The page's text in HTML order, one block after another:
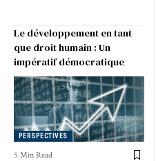
Le développement en tant
que droit humain : Un
impératif démocratique
PERSPECTIVES
5 Min Read